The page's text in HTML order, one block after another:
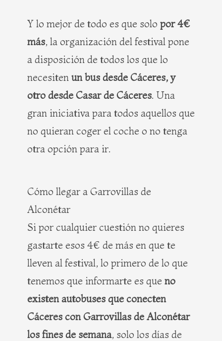
Y lo mejor de todo es que solo por 4€
más, la organización del festival pone
a disposición de todos los que lo
necesiten un bus desde Cáceres, y
otro desde Casar de Cáceres. Una
gran iniciativa para todos aquellos que
no quieran coger el coche o no tenga
otra opción para ir.
Cómo llegar a Garrovillas de
Alconétar
Si por cualquier cuestión no quieres
gastarte esos 4€ de más en que te
lleven al festival, lo primero de lo que
tenemos que informarte es que no
existen autobuses que conecten
Cáceres con Garrovillas de Alconétar
los fines de semana, solo los días de